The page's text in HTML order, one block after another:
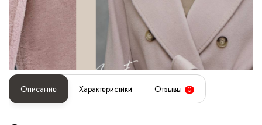
Описание Характеристики Отзывы 0